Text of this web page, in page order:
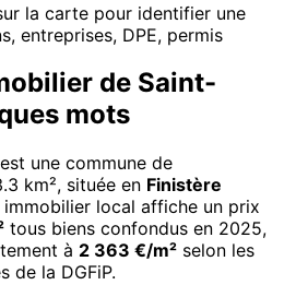
la carte pour identifier une
entreprises, DPE, permis
de Saint-
mots
une commune de
km², située en Finistère
immobilier local affiche un prix
tous biens confondus en 2025,
à 2 363 €/m² selon les
de la DGFiP.